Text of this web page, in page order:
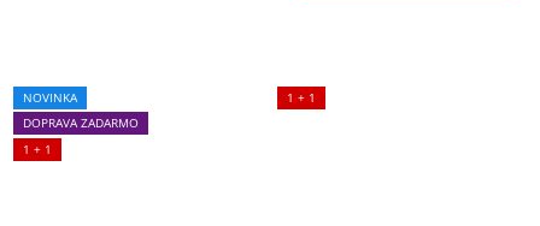
NOVINKA
DOPRAVA ZADARMO
1 + 1
1 + 1